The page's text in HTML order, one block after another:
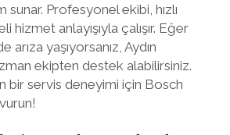
Profesyonel ekibi, hızlı
hizmet anlayışıyla çalışır. Eğer
arıza yaşıyorsanız, Aydın
ekipten destek alabilirsiniz.
bir servis deneyimi için Bosch